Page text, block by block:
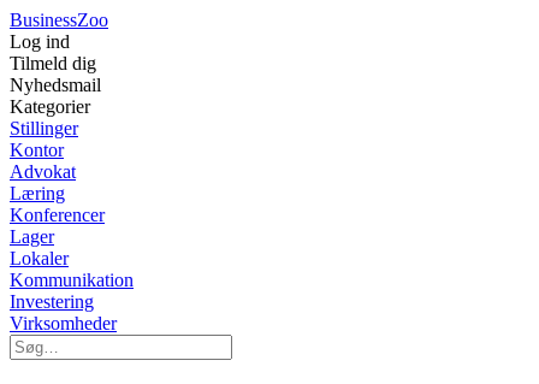
BusinessZoo
Log ind
Tilmeld dig
Nyhedsmail
Kategorier
Stillinger
Kontor
Advokat
Læring
Konferencer
Lager
Lokaler
Kommunikation
Investering
Virksomheder